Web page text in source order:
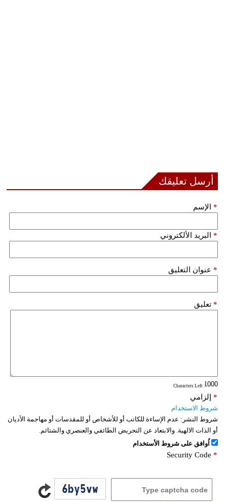
أرسل تعليقك
الإسم *
البريد الألكتروني *
عنوان التعليق *
تعليق *
: Characters Left
إلزامي *
شروط الاستخدام
شروط النشر: عدم الإساءة للكاتب أو للأشخاص أو للمقدسات أو مهاجمة الأديان
أو الذات الالهية. والابتعاد عن التحريض الطائفي والعنصري والشتائم.
اُوافق على شروط الأستخدام
Security Code *